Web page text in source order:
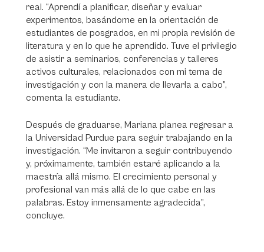
real. “Aprendí a planificar, diseñar y evaluar
experimentos, basándome en la orientación de
estudiantes de posgrados, en mi propia revisión de
literatura y en lo que he aprendido. Tuve el privilegio
de asistir a seminarios, conferencias y talleres
activos culturales, relacionados con mi tema de
investigación y con la manera de llevarla a cabo”,
comenta la estudiante.
Después de graduarse, Mariana planea regresar a
la Universidad Purdue para seguir trabajando en la
investigación. “Me invitaron a seguir contribuyendo
y, próximamente, también estaré aplicando a la
maestría allá mismo. El crecimiento personal y
profesional van más allá de lo que cabe en las
palabras. Estoy inmensamente agradecida”,
concluye.